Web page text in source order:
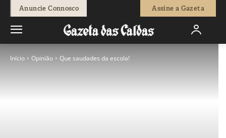
Anuncie Connosco Assine a Gazeta
Início Opinião Que saudades da escola!